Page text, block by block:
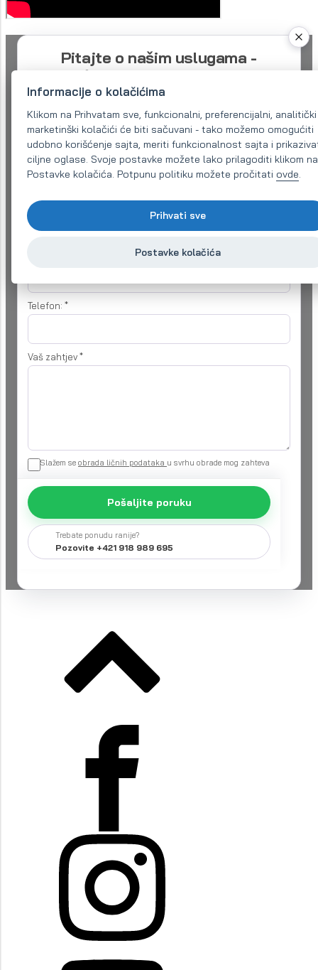
Informacije o kolačićima
Klikom na Prihvatam sve, funkcionalni, preferencijalni,
marketinški kolačići će biti sačuvani - tako možemo omogućiti
udobno korišćenje sajta, meriti funkcionalnost sajta i
ciljne oglase. Svoje postavke možete lako prilagoditi klikom na
Postavke kolačića. Potpunu politiku možete pročitati ovde.
Prihvati sve
Postavke kolačića
Pitajte o našim uslugama -
dobićete ponudu u roku od 48
sati
Molimo opišite svoje potrebe što je preciznije
moguće. Odmah ćemo vam poslati potvrdu zahteva i
preusmeriti vas na odgovarajućeg specijaliste. On
može da vas kontaktira za više detalja na date
kontakte.
Naziv kompanije:
Telefon: *
Vaš zahtjev*
Slažem se obrada ličnih podataka u svrhu obrade mog zahteva
Pošaljite poruku
Trebate ponudu ranije?
Pozovite +421 918 989 695